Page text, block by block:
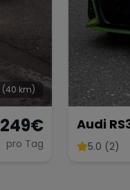
(40 km)
249€
pro Tag
Audi
5.0 (2)